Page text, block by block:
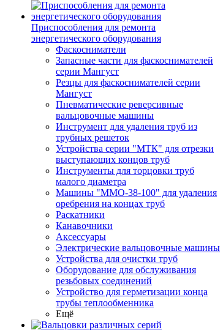
Приспособления для ремонта
энергетического оборудования
Фаскосниматели
Запасные части для фаскоснимателей
серии Мангуст
Резцы для фаскоснимателей серии
Мангуст
Пневматические реверсивные
вальцовочные машины
Инструмент для удаления труб из
трубных решеток
Устройства серии "МТК" для отрезки
выступающих концов труб
Инструменты для торцовки труб
малого диаметра
Машины "ММО-38-100" для удаления
оребрения на концах труб
Раскатники
Канавочники
Аксессуары
Электрические вальцовочные машины
Устройства для очистки труб
Оборудование для обслуживания
резьбовых соединений
Устройство для герметизации конца
трубы теплообменника
Ещё